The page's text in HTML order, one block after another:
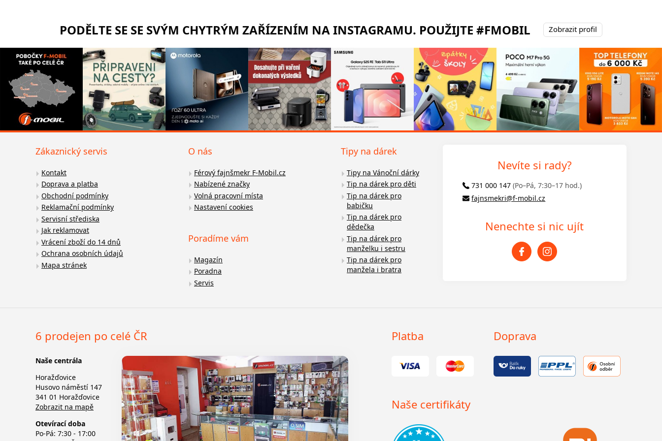
PODĚLTE SE SE SVÝM CHYTRÝM ZAŘÍZENÍM NA INSTAGRAMU. POUŽIJTE #FMOBIL Zobrazit profil
Zákaznický servis
Kontakt
Doprava a platba
Obchodní podmínky
Reklamační podmínky
Servisní střediska
Jak reklamovat
Vrácení zboží do 14 dnů
Ochrana osobních údajů
Mapa stránek
O nás
Férový fajnšmekr F-Mobil.cz
Nabízené značky
Volná pracovní místa
Nastavení cookies
Poradíme vám
Magazín
Poradna
Servis
Tipy na dárek
Tipy na Vánoční dárky
Tip na dárek pro děti
Tip na dárek pro
babičku
Tip na dárek pro
dědečka
Tip na dárek pro
manželku i sestru
Tip na dárek pro
manžela i bratra
Nevíte si rady?
731 000 147 (Po–Pá, 7:30–17 hod.)
fajnsmekri@f-mobil.cz
Nenechte si nic ujít
6 prodejen po celé ČR
Naše centrála
Horažďovice
Husovo náměstí 147
341 01 Horažďovice
Zobrazit na mapě
Otevírací doba
Po-Pá: 7:30 - 17:00
Platba Doprava
Naše certifikáty